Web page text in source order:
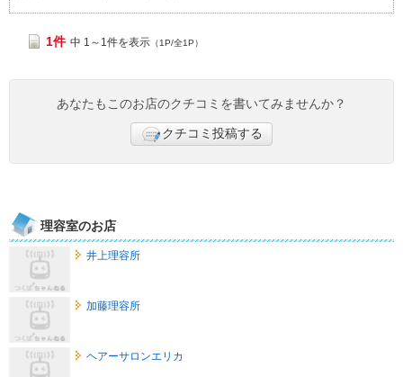
1件 中 1～1件を表示 （1P/全1P）
あなたもこのお店のクチコミを書いてみませんか？
クチコミ投稿する
理容室のお店
井上理容所
加藤理容所
ヘアーサロンエリカ